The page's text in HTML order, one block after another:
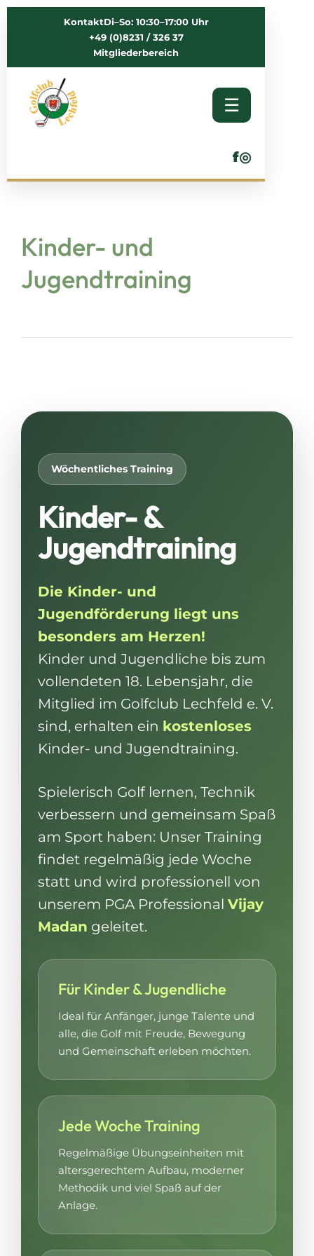
KontaktDi–So: 10:30–17:00 Uhr
+49 (0)8231 / 326 37
Mitgliederbereich
☰
f◎
Kinder- und
Jugendtraining
Wöchentliches Training
Kinder- &
Jugendtraining
Die Kinder- und
Jugendförderung liegt uns
besonders am Herzen!
Kinder und Jugendliche bis zum
vollendeten 18. Lebensjahr, die
Mitglied im Golfclub Lechfeld e. V.
sind, erhalten ein kostenloses
Kinder- und Jugendtraining.
Spielerisch Golf lernen, Technik
verbessern und gemeinsam Spaß
am Sport haben: Unser Training
findet regelmäßig jede Woche
statt und wird professionell von
unserem PGA Professional Vijay
Madan geleitet.
Für Kinder & Jugendliche
Ideal für Anfänger, junge Talente und
alle, die Golf mit Freude, Bewegung
und Gemeinschaft erleben möchten.
Jede Woche Training
Regelmäßige Übungseinheiten mit
altersgerechtem Aufbau, moderner
Methodik und viel Spaß auf der
Anlage.